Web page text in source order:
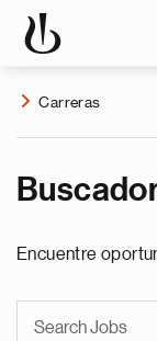
Carreras
Encuentre